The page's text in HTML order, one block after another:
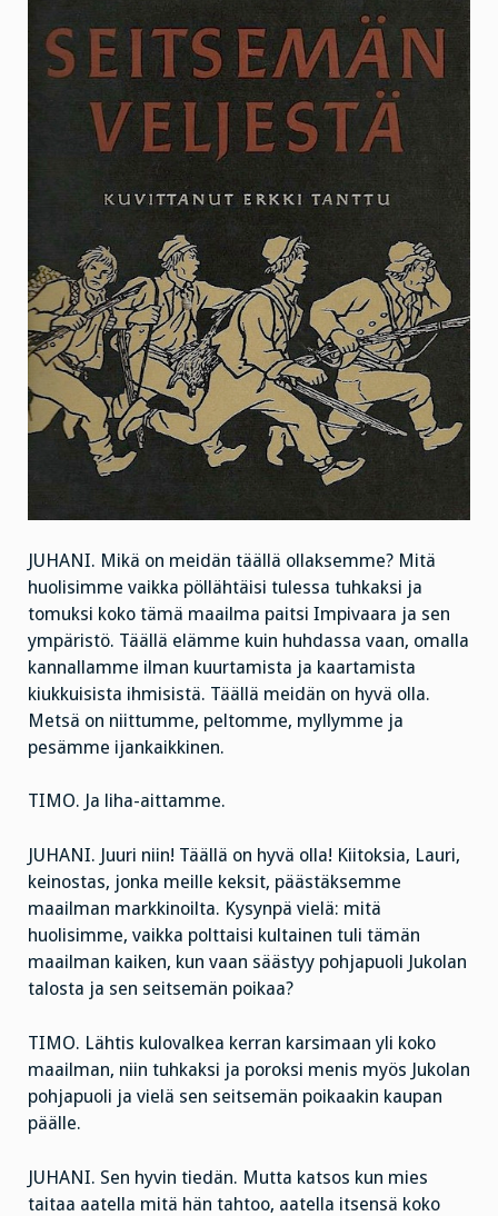
JUHANI. Mikä on meidän täällä ollaksemme? Mitä
huolisimme vaikka pöllähtäisi tulessa tuhkaksi ja
tomuksi koko tämä maailma paitsi Impivaara ja sen
ympäristö. Täällä elämme kuin huhdassa vaan, omalla
kannallamme ilman kuurtamista ja kaartamista
kiukkuisista ihmisistä. Täällä meidän on hyvä olla.
Metsä on niittumme, peltomme, myllymme ja
pesämme ijankaikkinen.
TIMO. Ja liha-aittamme.
JUHANI. Juuri niin! Täällä on hyvä olla! Kiitoksia, Lauri,
keinostas, jonka meille keksit, päästäksemme
maailman markkinoilta. Kysynpä vielä: mitä
huolisimme, vaikka polttaisi kultainen tuli tämän
maailman kaiken, kun vaan säästyy pohjapuoli Jukolan
talosta ja sen seitsemän poikaa?
TIMO. Lähtis kulovalkea kerran karsimaan yli koko
maailman, niin tuhkaksi ja poroksi menis myös Jukolan
pohjapuoli ja vielä sen seitsemän poikaakin kaupan
päälle.
JUHANI. Sen hyvin tiedän. Mutta katsos kun mies
taitaa aatella mitä hän tahtoo, aatella itsensä koko